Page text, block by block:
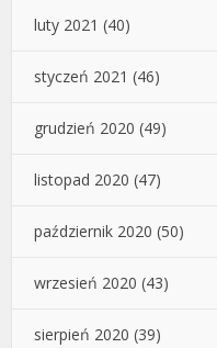
luty 2021 (40)
styczeń 2021 (46)
grudzień 2020 (49)
listopad 2020 (47)
październik 2020 (50)
wrzesień 2020 (43)
sierpień 2020 (39)